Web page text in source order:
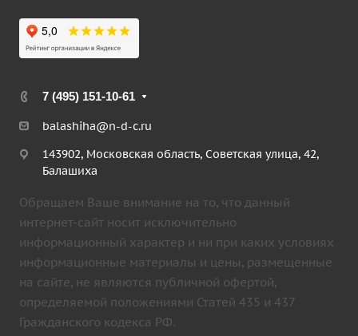
7 (495) 151-10-61
balashiha@n-d-c.ru
143902, Московская область, Советская улица, 42,
Балашиха
Обращаем Ваше внимание на то, что данный
интернет-сайт носит исключительно
информационный характер и ни при каких условиях
информационные материалы и цены, размещенные
на сайте, не являются публичной офертой,
определяемой положениями Статей 435 и 437
Гражданского кодекса РФ.